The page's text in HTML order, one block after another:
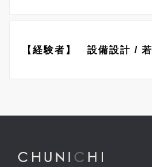
【経験者】 設備設計 / 若